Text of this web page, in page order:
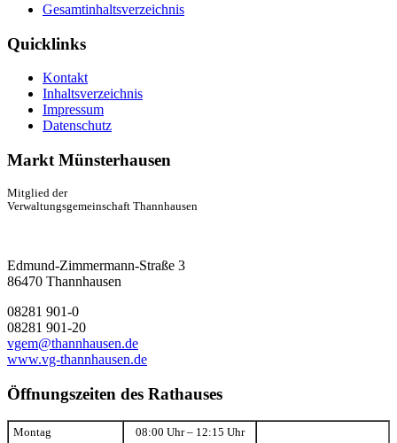
Gesamtinhaltsverzeichnis
Quicklinks
Kontakt
Inhaltsverzeichnis
Impressum
Datenschutz
Markt Münsterhausen
Mitglied der
Verwaltungsgemeinschaft Thannhausen
Edmund-Zimmermann-Straße 3
86470 Thannhausen
08281 901-0
08281 901-20
vgem@thannhausen.de
www.vg-thannhausen.de
Öffnungszeiten des Rathauses
Montag 08:00 Uhr – 12:15 Uhr